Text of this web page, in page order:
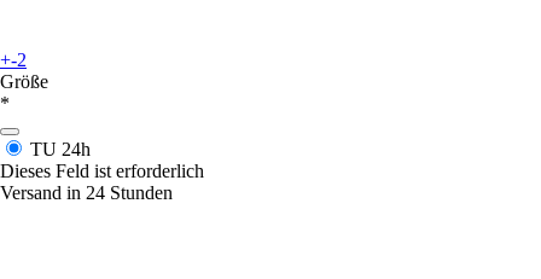
+-2
Größe
*
TU 24h
Dieses Feld ist erforderlich
Versand in 24 Stunden